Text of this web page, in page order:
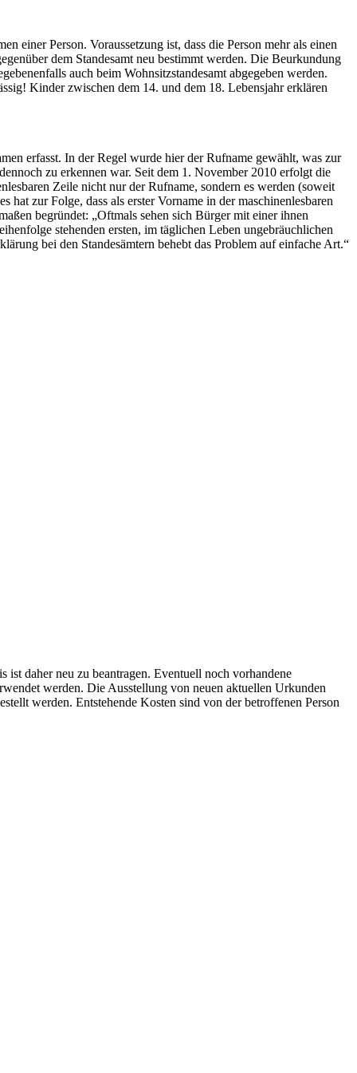
einer Person. Voraussetzung ist, dass die Person mehr als einen
dem Standesamt neu bestimmt werden. Die Beurkundung
auch beim Wohnsitzstandesamt abgegeben werden.
Kinder zwischen dem 14. und dem 18. Lebensjahr erklären
erfasst. In der Regel wurde hier der Rufname gewählt, was zur
zu erkennen war. Seit dem 1. November 2010 erfolgt die
Zeile nicht nur der Rufname, sondern es werden (soweit
zur Folge, dass als erster Vorname in der maschinenlesbaren
begründet: „Oftmals sehen sich Bürger mit einer ihnen
stehenden ersten, im täglichen Leben ungebräuchlichen
bei den Standesämtern behebt das Problem auf einfache Art.“
daher neu zu beantragen. Eventuell noch vorhandene
werden. Die Ausstellung von neuen aktuellen Urkunden
werden. Entstehende Kosten sind von der betroffenen Person